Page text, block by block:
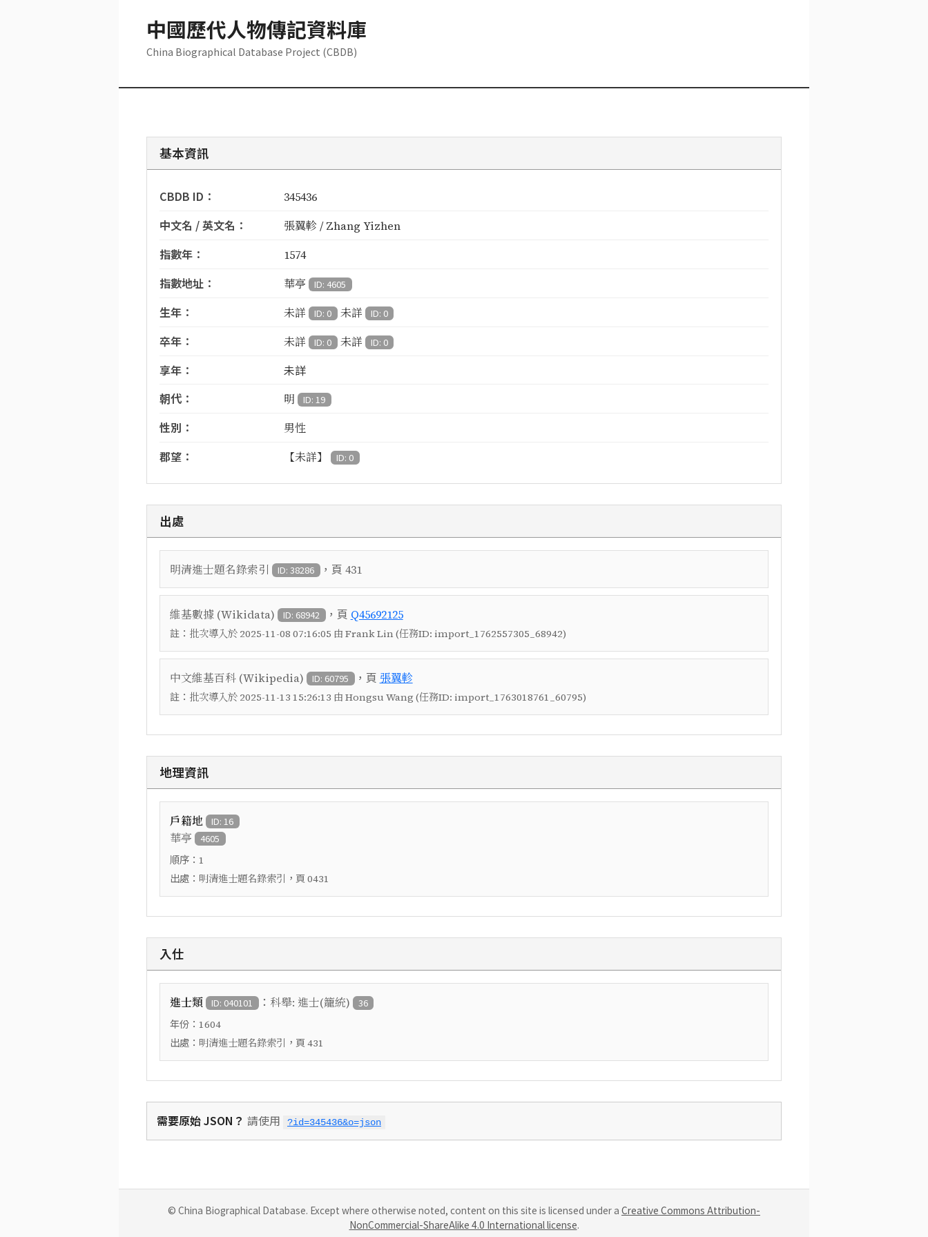
中國歷代人物傳記資料庫
China Biographical Database Project (CBDB)
基本資訊
CBDB ID： 345436
中文名 / 英文名： 張翼軫 / Zhang Yizhen
指數年： 1574
指數地址： 華亭 ID: 4605
生年： 未詳 ID: 0 未詳 ID: 0
卒年： 未詳 ID: 0 未詳 ID: 0
享年：
未詳
朝代：
明 ID: 19
性別： 男性
郡望： 【未詳】 ID: 0
出處
明清進士題名錄索引 ID: 38286 ，頁 431
維基數據 (Wikidata) ID: 68942 ，頁 Q45692125
註： 批次導入於 2025-11-08 07:16:05 由 Frank Lin (任務ID: import_1762557305_68942)
中文維基百科 (Wikipedia) ID: 60795 ，頁 張翼軫
註： 批次導入於 2025-11-13 15:26:13 由 Hongsu Wang (任務ID: import_1763018761_60795)
地理資訊
戶籍地 ID: 16
華亭 4605
順序： 1
出處： 明清進士題名錄索引 ，頁 0431
入仕
進士類 ID: 040101 ： 科舉: 進士(籠統) 36
年份： 1604
出處： 明清進士題名錄索引 ，頁 431
需要原始 JSON？ 請使用 ?id=345436&o=json
© China Biographical Database. Except where otherwise noted, content on this site is licensed under a Creative Commons Attribution-
NonCommercial-ShareAlike 4.0 International license.